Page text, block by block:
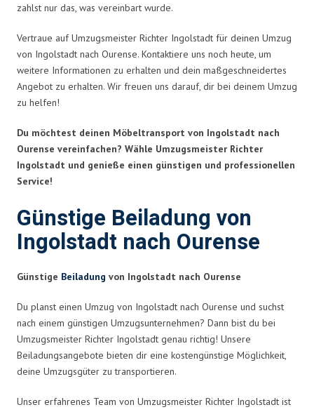
zahlst nur das, was vereinbart wurde.
Vertraue auf Umzugsmeister Richter Ingolstadt für deinen Umzug
von Ingolstadt nach Ourense. Kontaktiere uns noch heute, um
weitere Informationen zu erhalten und dein maßgeschneidertes
Angebot zu erhalten. Wir freuen uns darauf, dir bei deinem Umzug
zu helfen!
Du möchtest deinen Möbeltransport von Ingolstadt nach
Ourense vereinfachen? Wähle Umzugsmeister Richter
Ingolstadt und genieße einen günstigen und professionellen
Service!
Günstige Beiladung von
Ingolstadt nach Ourense
Günstige Beiladung von Ingolstadt nach Ourense
Du planst einen Umzug von Ingolstadt nach Ourense und suchst
nach einem günstigen Umzugsunternehmen? Dann bist du bei
Umzugsmeister Richter Ingolstadt genau richtig! Unsere
Beiladungsangebote bieten dir eine kostengünstige Möglichkeit,
deine Umzugsgüter zu transportieren.
Unser erfahrenes Team von Umzugsmeister Richter Ingolstadt ist